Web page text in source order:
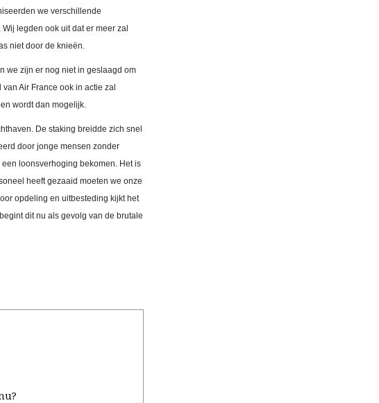
we verschillende
legden ook uit dat er meer zal
niet door de knieën.
we zijn er nog niet in geslaagd om
Air France ook in actie zal
wordt dan mogelijk.
De staking breidde zich snel
door jonge mensen zonder
loonsverhoging bekomen. Het is
heeft gezaaid moeten we onze
opdeling en uitbesteding kijkt het
dit nu als gevolg van de brutale